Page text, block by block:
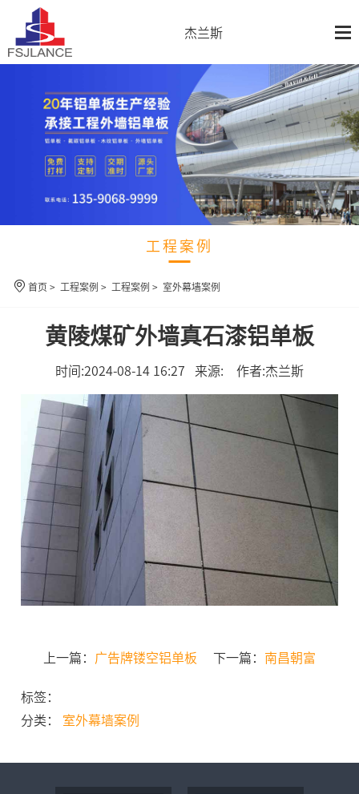
杰兰斯
工程案例
首页> 工程案例 > 工程案例 > 室外幕墙案例
黄陵煤矿外墙真石漆铝单板
时间:2024-08-14 16:27 来源: 作者:杰兰斯
上一篇： 广告牌镂空铝单板 下一篇： 南昌朝富
标签：
分类： 室外幕墙案例